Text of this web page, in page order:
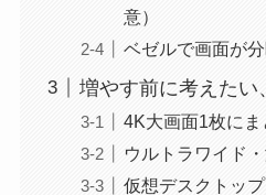
意）
ベゼルで画面が
増やす前に考えたい
4K大画面1枚にま
ウルトラワイド
仮想デスクトッ